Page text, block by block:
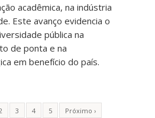
acadêmica, na indústria
Este avanço evidencia o
pública na
de ponta e na
em benefício do país.
3 4 5
Próximo ›